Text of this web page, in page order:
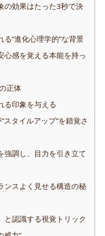
の効果はたった3秒で決
“進化心理学的”な背景
心感を覚える本能を持っ
正体
る印象を与える
スタイルアップ”を錯覚さ
強調し、目力を引き立て
スよく見せる構造の秘
と認識する視覚トリック